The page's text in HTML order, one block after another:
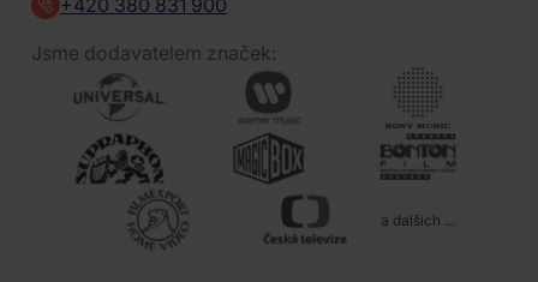
+420 380 831 900
Jsme dodavatelem značek:
a dalších ...